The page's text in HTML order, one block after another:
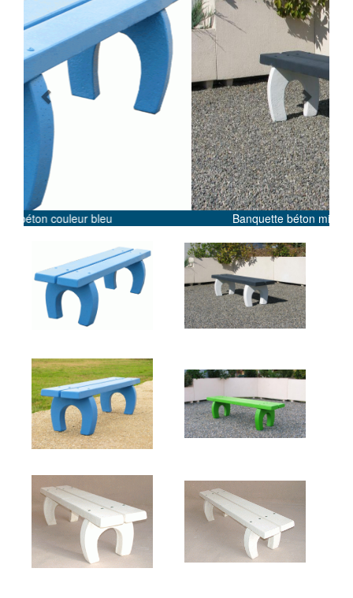
Banquette béton mixte (blanc/gris anthracite)
Previous Next